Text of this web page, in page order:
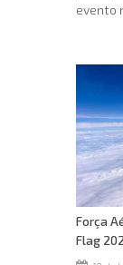
evento
Força
Flag